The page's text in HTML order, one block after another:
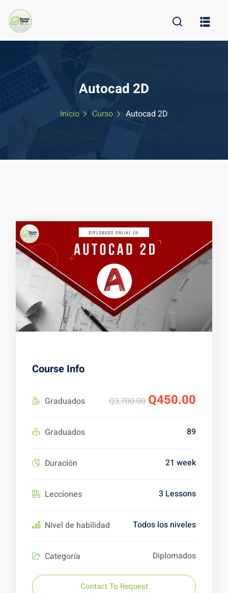
content
Autocad 2D
Inicio Curso Autocad 2D
Course Info
Graduados Q3,700.00 Q450.00
Graduados 89
Duración 21 week
Lecciones 3 Lessons
Nivel de habilidad Todos los niveles
Categoría Diplomados
Contact To Request